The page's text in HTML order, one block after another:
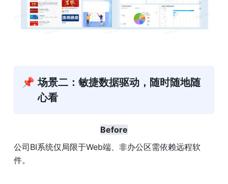
📌 场景二：敏捷数据驱动，随时随地随
心看
Before
公司BI系统仅局限于Web端、非办公区需依赖远程软
件。